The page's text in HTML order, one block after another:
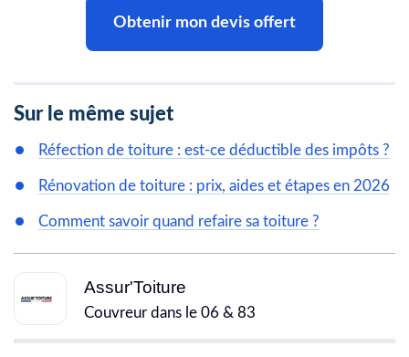
Obtenir mon devis offert
Sur le même sujet
Réfection de toiture : est-ce déductible des impôts ?
Rénovation de toiture : prix, aides et étapes en 2026
Comment savoir quand refaire sa toiture ?
Assur'Toiture
Couvreur dans le 06 & 83